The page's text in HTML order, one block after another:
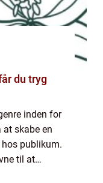
inden for
at skabe en
publikum.
til at